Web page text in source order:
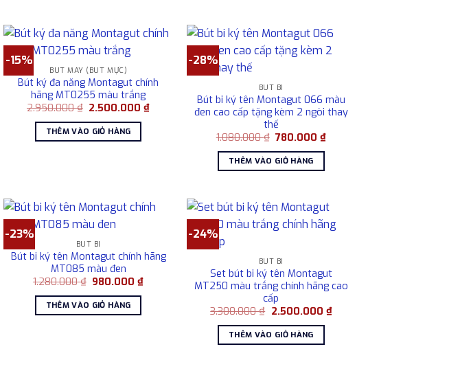
-15%
BÚT MÁY (BÚT MỰC)
Bút ký đa năng Montagut chính
hãng MT0255 màu trắng
2.950.000₫ Giá
là:
2.950.000 ₫.
2.500.000₫Giá
THÊM VÀO GIỎ HÀNG
-28%
BÚT BI
Bút bi ký tên Montagut 066 màu
đen cao cấp tặng kèm 2 ngòi thay
thế
1.080.000₫ Giá
là:
1.080.000 ₫.
780.000₫Giá
THÊM VÀO GIỎ HÀNG
-23%
BÚT BI
Bút bi ký tên Montagut chính hãng
MT085 màu đen
1.280.000₫ Giá
là:
1.280.000 ₫.
980.000₫Giá
THÊM VÀO GIỎ HÀNG
-24%
BÚT BI
Set bút bi ký tên Montagut
MT250 màu trắng chính hãng cao
cấp
3.300.000₫ Giá
là:
3.300.000 ₫.
2.500.000 ₫Giá
THÊM VÀO GIỎ HÀNG